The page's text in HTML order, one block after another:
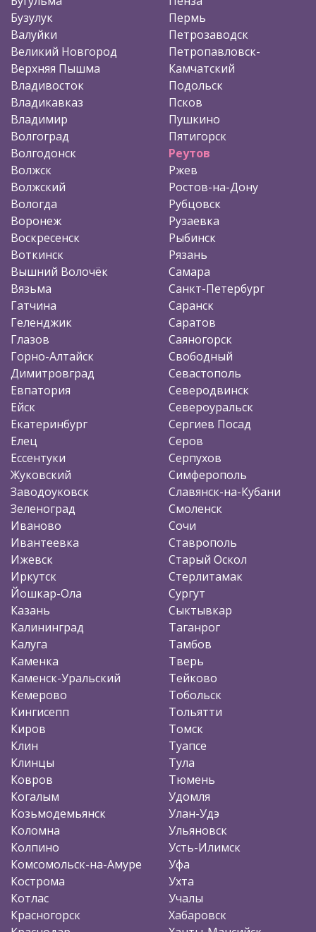
Бузулук
Валуйки
Великий Новгород
Верхняя Пышма
Владивосток
Владикавказ
Владимир
Волгоград
Волгодонск
Волжск
Волжский
Вологда
Воронеж
Воскресенск
Воткинск
Вышний Волочёк
Вязьма
Гатчина
Геленджик
Глазов
Горно-Алтайск
Димитровград
Евпатория
Ейск
Екатеринбург
Елец
Ессентуки
Жуковский
Заводоуковск
Зеленоград
Иваново
Ивантеевка
Ижевск
Иркутск
Йошкар-Ола
Казань
Калининград
Калуга
Каменка
Каменск-Уральский
Кемерово
Кингисепп
Киров
Клин
Клинцы
Ковров
Когалым
Козьмодемьянск
Коломна
Колпино
Комсомольск-на-Амуре
Кострома
Котлас
Красногорск
Пермь
Петрозаводск
Петропавловск-
Камчатский
Подольск
Псков
Пушкино
Пятигорск
Реутов
Ржев
Ростов-на-Дону
Рубцовск
Рузаевка
Рыбинск
Рязань
Самара
Санкт-Петербург
Саранск
Саратов
Саяногорск
Свободный
Севастополь
Северодвинск
Североуральск
Сергиев Посад
Серов
Серпухов
Симферополь
Славянск-на-Кубани
Смоленск
Сочи
Ставрополь
Старый Оскол
Стерлитамак
Сургут
Сыктывкар
Таганрог
Тамбов
Тверь
Тейково
Тобольск
Тольятти
Томск
Туапсе
Тула
Тюмень
Удомля
Улан-Удэ
Ульяновск
Усть-Илимск
Уфа
Ухта
Учалы
Хабаровск